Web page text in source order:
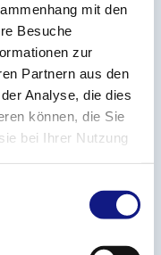
mit den
Besuche
zur
Partnern aus den
Analyse, die dies
können, die Sie
bei Ihrer Nutzung
gewünschten
die ihm
kann das INFPC
Daten an Dritte
von
zu
Anmeldung zu